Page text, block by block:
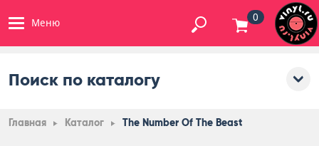
Меню 0
Поиск по каталогу
Главная Каталог The Number Of The Beast